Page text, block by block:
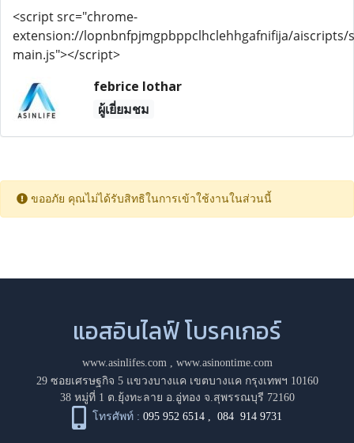
<script src="chrome-
extension://lopnbnfpjmgpbppclhclehhgafnifija/aiscripts/
main.js"></script>
febrice lothar
ผู้เยี่ยมชม
ขออภัย คุณไม่ได้รับสิทธิในการเข้าใช้งานในส่วนนี้
แอสอินไลฟ์ โบรคเกอร์
www.asinlifes.com, www.asinontime.com
29 ซอยเศรษฐกิจ 5 แขวงบางแค เขตบางแค กรุงเทพฯ 10160
38 หมู่ที่ 1 ต.ยุ้งทะลาย อ.อู่ทอง จ.สุพรรณบุรี 72160
โทรศัพท์ : 095 952 6514 ,084 914 9731